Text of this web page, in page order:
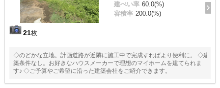
21枚
建ぺい率 60.0(%)
容積率 200.0(%)
◇のどかな立地。計画道路が近隣に施工中で完成すればより便利に。 ◇建
築条件なし。お好きなハウスメーカーで理想のマイホームを建てられま
す♪ ◇ご予算やご希望に沿った建築会社をご紹介できます。